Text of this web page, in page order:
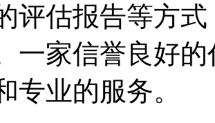
评估报告等方
一家信誉良好
专业的服务。